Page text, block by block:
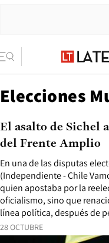
Elecciones
28 OCTUBRE
En una de las disputas
(Independiente - Chile
quien apostaba por la
oficialismo, sino que
línea política, después de
El asalto de Sichel
del Frente Amplio